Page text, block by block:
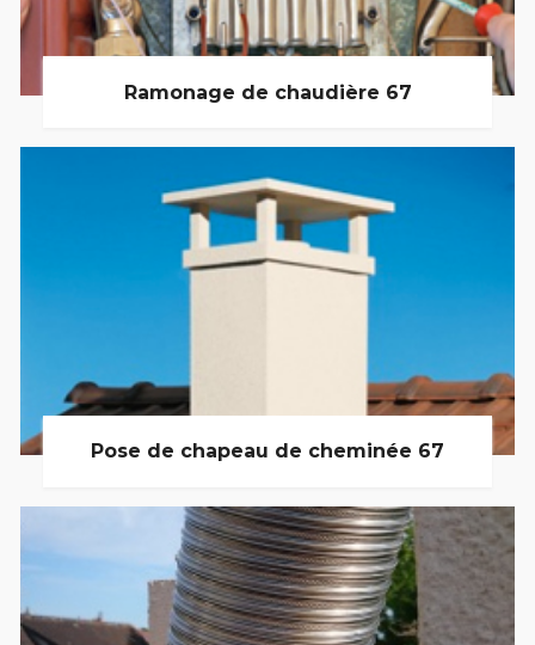
Ramonage de chaudière 67
Pose de chapeau de cheminée 67